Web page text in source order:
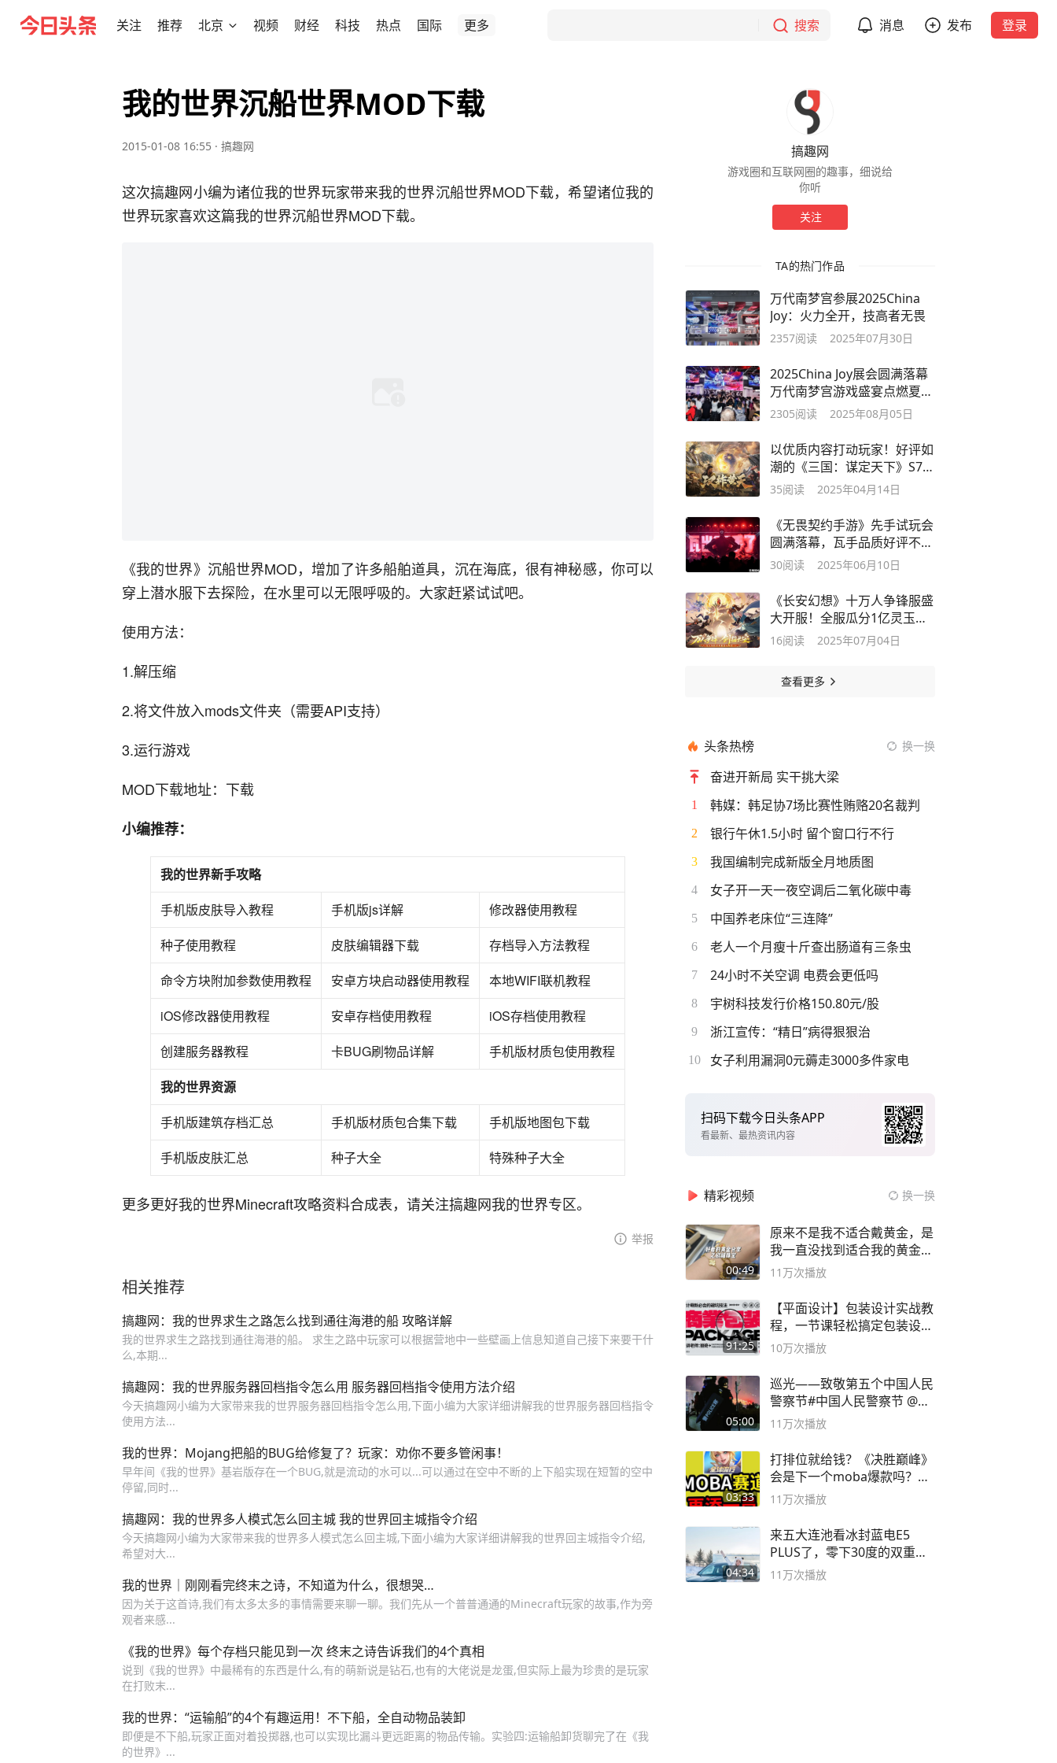
关注 推荐 北京 视频 财经 科技 热点 国际 更多 搜索 消息 发布 登录
我的世界沉船世界MOD下载
2015-01-08 16:55 · 搞趣网
这次搞趣网小编为诸位我的世界玩家带来我的世界沉船世界MOD下载，希望诸位我的
世界玩家喜欢这篇我的世界沉船世界MOD下载。
《我的世界》沉船世界MOD，增加了许多船舶道具，沉在海底，很有神秘感，你可以
穿上潜水服下去探险，在水里可以无限呼吸的。大家赶紧试试吧。
使用方法：
1.解压缩
2.将文件放入mods文件夹（需要API支持）
3.运行游戏
MOD下载地址：下载
小编推荐：
我的世界新手攻略
手机版皮肤导入教程
手机版js详解
修改器使用教程
种子使用教程
皮肤编辑器下载
存档导入方法教程
命令方块附加参数使用教程
安卓方块启动器使用教程
本地WIFI联机教程
iOS修改器使用教程
安卓存档使用教程
iOS存档使用教程
创建服务器教程
卡BUG刷物品详解
手机版材质包使用教程
我的世界资源
手机版建筑存档汇总
手机版材质包合集下载
手机版地图包下载
手机版皮肤汇总
种子大全 特殊种子大全
更多更好我的世界Minecraft攻略资料合成表，请关注搞趣网我的世界专区。
举报
相关推荐
搞趣网：我的世界求生之路怎么找到通往海港的船 攻略详解
我的世界求生之路找到通往海港的船。 求生之路中玩家可以根据营地中一些壁画上信息知道自己接下来要干什
么,本期...
搞趣网：我的世界服务器回档指令怎么用 服务器回档指令使用方法介绍
今天搞趣网小编为大家带来我的世界服务器回档指令怎么用,下面小编为大家详细讲解我的世界服务器回档指令
使用方法...
我的世界：Mojang把船的BUG给修复了？玩家：劝你不要多管闲事！
早年间《我的世界》基岩版存在一个BUG,就是流动的水可以...可以通过在空中不断的上下船实现在短暂的空中
停留,同时...
搞趣网：我的世界多人模式怎么回主城 我的世界回主城指令介绍
今天搞趣网小编为大家带来我的世界多人模式怎么回主城,下面小编为大家详细讲解我的世界回主城指令介绍,
希望对大...
我的世界｜刚刚看完终末之诗，不知道为什么，很想哭…
因为关于这首诗,我们有太多太多的事情需要来聊一聊。我们先从一个普普通通的Minecraft玩家的故事,作为旁
观者来感...
《我的世界》每个存档只能见到一次 终末之诗告诉我们的4个真相
说到《我的世界》中最稀有的东西是什么,有的萌新说是钻石,也有的大佬说是龙蛋,但实际上最为珍贵的是玩家
在打败末...
我的世界：“运输船”的4个有趣运用！不下船，全自动物品装卸
即便是不下船,玩家正面对着投掷器,也可以实现比漏斗更远距离的物品传输。实验四:运输船卸货聊完了在《我
的世界》...
搞趣网
游戏圈和互联网圈的趣事，细说给
你听
关注
TA的热门作品
万代南梦宫参展2025China
Joy：火力全开，技高者无畏
2357阅读 2025年07月30日
2025China Joy展会圆满落幕
万代南梦宫游戏盛宴点燃夏日
激情
2305阅读 2025年08月05日
以优质内容打动玩家！好评如
潮的《三国：谋定天下》S7赛
季已上线
35阅读 2025年04月14日
《无畏契约手游》先手试玩会
圆满落幕，瓦手品质好评不
断！
30阅读 2025年06月10日
《长安幻想》十万人争锋服盛
大开服！全服瓜分1亿灵玉，
热血开战
16阅读 2025年07月04日
查看更多
头条热榜 换一换
奋进开新局 实干挑大梁
1 韩媒：韩足协7场比赛性贿赂20名裁判
2 银行午休1.5小时 留个窗口行不行
3 我国编制完成新版全月地质图
4 女子开一天一夜空调后二氧化碳中毒
5 中国养老床位“三连降”
6 老人一个月瘦十斤查出肠道有三条虫
7 24小时不关空调 电费会更低吗
8 宇树科技发行价格150.80元/股
9 浙江宣传：“精日”病得狠狠治
10 女子利用漏洞0元薅走3000多件家电
扫码下载今日头条APP
看最新、最热资讯内容
精彩视频 换一换
00:49
原来不是我不适合戴黄金，是
我一直没找到适合我的黄金
😭
11万次播放
91:25
【平面设计】包装设计实战教
程，一节课轻松搞定包装设计
流程！
10万次播放
05:00
巡光——致敬第五个中国人民
警察节#中国人民警察节 @抖
音小助手
11万次播放
03:33
打排位就给钱？《决胜巅峰》
会是下一个moba爆款吗？#
决胜巅峰
11万次播放
04:34
来五大连池看冰封蓝电E5
PLUS了，零下30度的双重冰
封40小时全录
11万次播放